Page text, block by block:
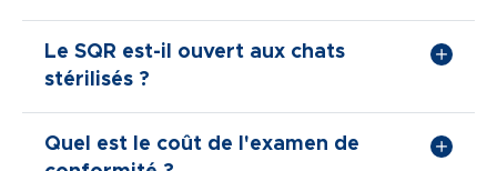
Le SQR est-il ouvert aux chats
stérilisés ?
Quel est le coût de l'examen de